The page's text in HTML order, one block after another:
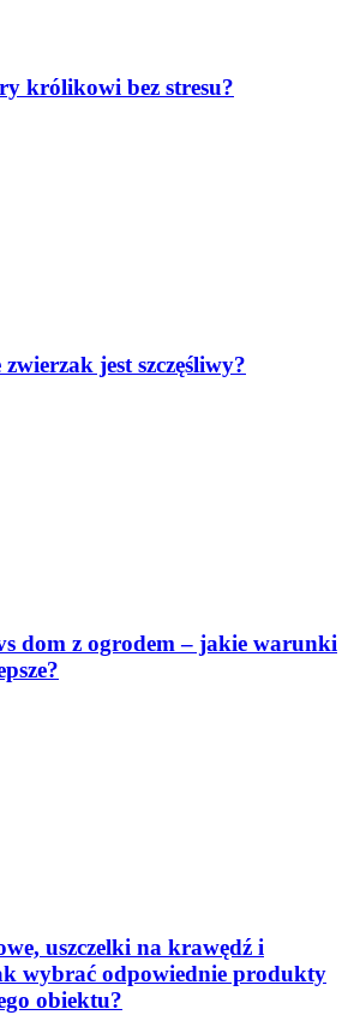
królikowi bez stresu?
jest szczęśliwy?
dom z ogrodem – jakie warunki
uszczelki na krawędź i
wybrać odpowiednie produkty
obiektu?